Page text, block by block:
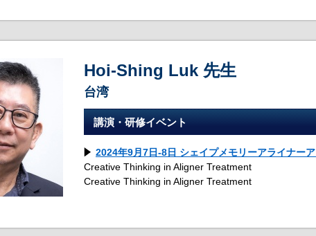
Hoi-Shing Luk 先生
台湾
講演・研修イベント
2024年9月7日-8日 シェイプメモリーアライナー
Creative Thinking in Aligner Treatment
Creative Thinking in Aligner Treatment